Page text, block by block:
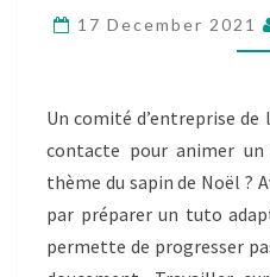
17 December 2021
Un comité d’entreprise de
contacte pour animer
thème du sapin de Noël ?
par préparer un tuto
permette de progresser